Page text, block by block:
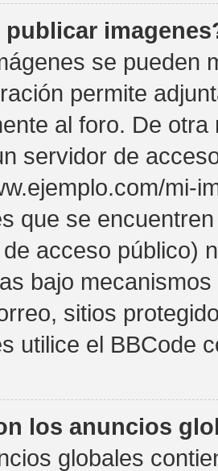
publicar
se pueden
permite
al foro. De
servidor de
mi-
que se
acceso público)
bajo
sitios
utilice el BBCode
los anuncios
globales